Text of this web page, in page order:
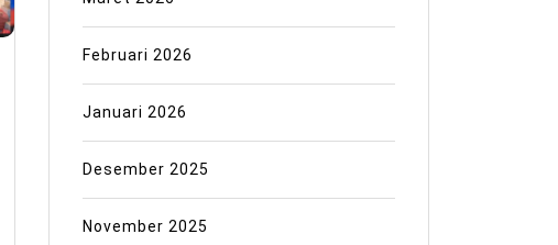
Februari 2026
Januari 2026
Desember 2025
November 2025